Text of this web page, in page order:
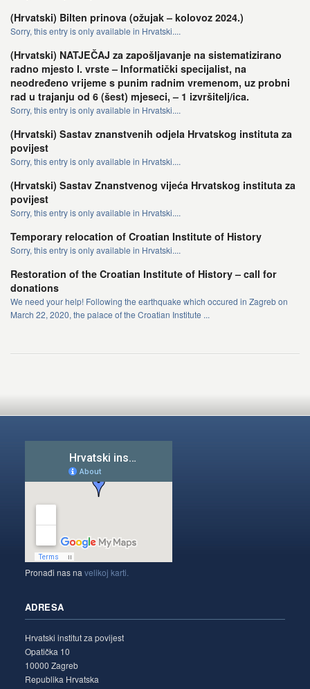
(Hrvatski) Bilten prinova (ožujak – kolovoz 2024.)
Sorry, this entry is only available in Hrvatski....
(Hrvatski) NATJEČAJ za zapošljavanje na sistematizirano
radno mjesto I. vrste – Informatički specijalist, na
neodređeno vrijeme s punim radnim vremenom, uz probni
rad u trajanju od 6 (šest) mjeseci, – 1 izvršitelj/ica.
Sorry, this entry is only available in Hrvatski....
(Hrvatski) Sastav znanstvenih odjela Hrvatskog instituta za
povijest
Sorry, this entry is only available in Hrvatski....
(Hrvatski) Sastav Znanstvenog vijeća Hrvatskog instituta za
povijest
Sorry, this entry is only available in Hrvatski....
Temporary relocation of Croatian Institute of History
Sorry, this entry is only available in Hrvatski....
Restoration of the Croatian Institute of History – call for
donations
We need your help! Following the earthquake which occured in Zagreb on
March 22, 2020, the palace of the Croatian Institute ...
Pronađi nas na velikoj karti.
ADRESA
Hrvatski institut za povijest
Opatička 10
10000 Zagreb
Republika Hrvatska